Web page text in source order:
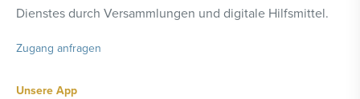
Dienstes durch Versammlungen und digitale Hilfsmittel.
Zugang anfragen
Unsere App